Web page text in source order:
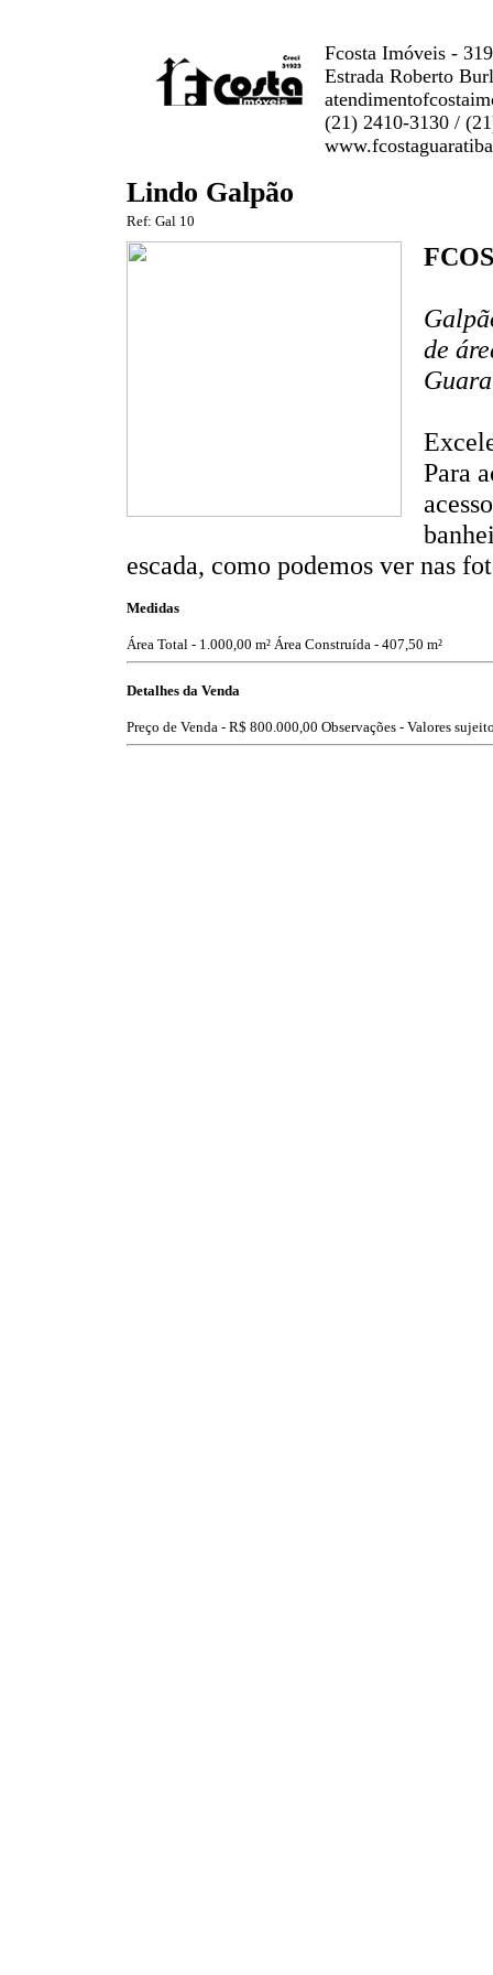
Fcosta Imóveis -
Estrada Roberto
(21) 2410-3130 /
Lindo Galpão
Ref: Gal 10
de
Para
escada, como podemos ver nas
Medidas
Área Total - 1.000,00 m² Área Construída - 407,50 m²
Detalhes da Venda
Preço de Venda - R$ 800.000,00 Observações - Valores